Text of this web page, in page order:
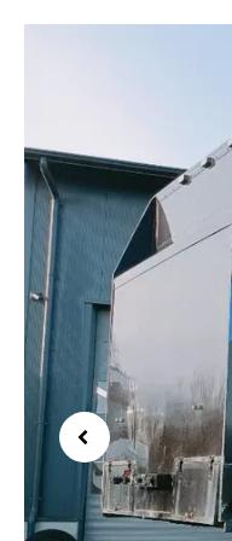
Previous